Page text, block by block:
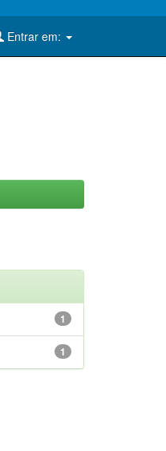
Entrar em:
1
1